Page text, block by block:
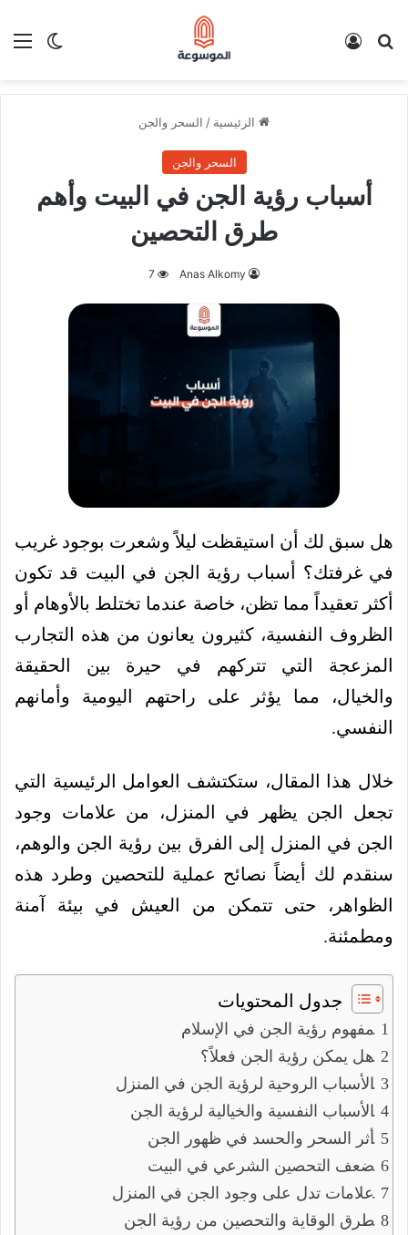
الوضع بحث عن
الرئيسية / السحر والجن
السحر والجن
أسباب رؤية الجن في البيت وأهم
طرق التحصين
Anas Alkomy
7
هل سبق لك أن استيقظت ليلاً وشعرت بوجود غريب
في غرفتك؟ أسباب رؤية الجن في البيت قد تكون
أكثر تعقيداً مما تظن، خاصة عندما تختلط بالأوهام أو
الظروف النفسية، كثيرون يعانون من هذه التجارب
المزعجة التي تتركهم في حيرة بين الحقيقة
والخيال، مما يؤثر على راحتهم اليومية وأمانهم
النفسي.
خلال هذا المقال، ستكتشف العوامل الرئيسية التي
تجعل الجن يظهر في المنزل، من علامات وجود
الجن في المنزل إلى الفرق بين رؤية الجن والوهم،
سنقدم لك أيضاً نصائح عملية للتحصين وطرد هذه
الظواهر، حتى تتمكن من العيش في بيئة آمنة
ومطمئنة.
جدول المحتويات
مفهوم رؤية الجن في الإسلام
هل يمكن رؤية الجن فعلاً؟
الأسباب الروحية لرؤية الجن في المنزل
الأسباب النفسية والخيالية لرؤية الجن
أثر السحر والحسد في ظهور الجن
ضعف التحصين الشرعي في البيت
علامات تدل على وجود الجن في المنزل
طرق الوقاية والتحصين من رؤية الجن